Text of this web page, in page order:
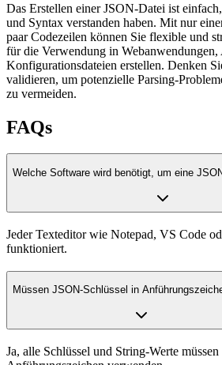
Das Erstellen einer JSON-Datei ist
und Syntax verstanden haben. Mit nur
paar Codezeilen können Sie flexible und
für die Verwendung in Webanwendungen,
Konfigurationsdateien erstellen. Denken
validieren, um potenzielle Parsing-
zu vermeiden.
FAQs
Welche Software wird benötigt, um eine
Jeder Texteditor wie Notepad, VS Code
funktioniert.
Müssen JSON-Schlüssel in
Ja, alle Schlüssel und String-Werte